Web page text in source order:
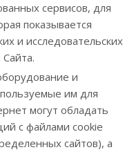
сервисов, для
показывается
и исследовательских
и
им для
могут обладать
с файлами cookie
сайтов), а